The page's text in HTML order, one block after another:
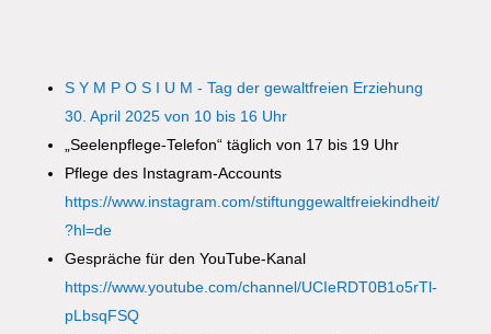
S Y M P O S I U M - Tag der gewaltfreien Erziehung
30. April 2025 von 10 bis 16 Uhr
„Seelenpflege-Telefon“ täglich von 17 bis 19 Uhr
Pflege des Instagram-Accounts
https://www.instagram.com/stiftunggewaltfreiekindheit/
?hl=de
Gespräche für den YouTube-Kanal
https://www.youtube.com/channel/UCIeRDT0B1o5rTl-
pLbsqFSQ